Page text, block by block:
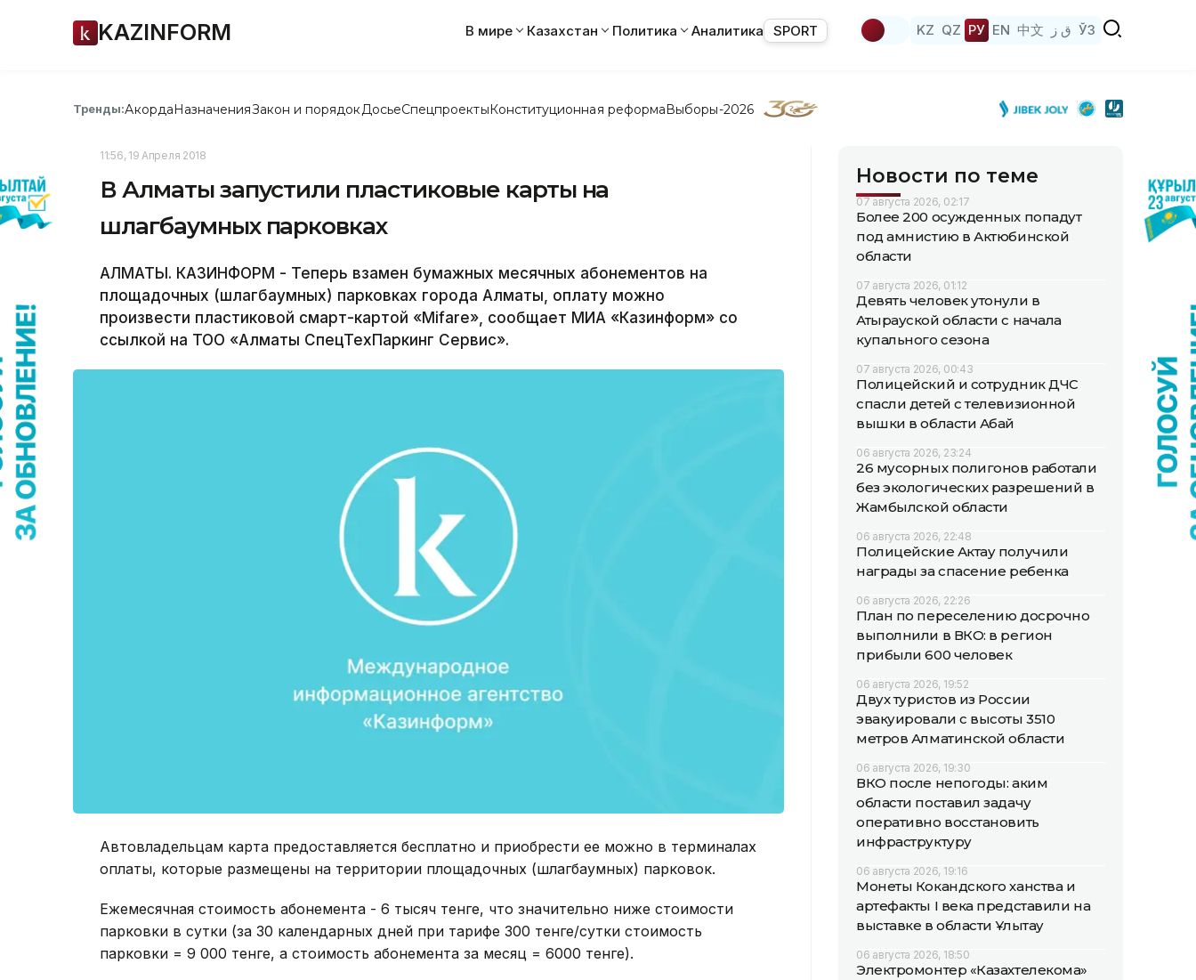
KAZINFORM В мире Казахстан Политика Аналитика SPORT KZ QZ РУ EN 中文 ق ز ЎЗ
Тренды:АкордаНазначенияЗакон и порядок ДосьеСпецпроектыКонституционная реформаВыборы-2026
11:56, 19 Апреля 2018
В Алматы запустили пластиковые карты на
шлагбаумных парковках
АЛМАТЫ. КАЗИНФОРМ - Теперь взамен бумажных месячных абонементов на
площадочных (шлагбаумных) парковках города Алматы, оплату можно
произвести пластиковой смарт-картой «Mifare», сообщает МИА «Казинформ» со
ссылкой на ТОО «Алматы СпецТехПаркинг Сервис».
Автовладельцам карта предоставляется бесплатно и приобрести ее можно в терминалах
оплаты, которые размещены на территории площадочных (шлагбаумных) парковок.
Ежемесячная стоимость абонемента - 6 тысяч тенге, что значительно ниже стоимости
парковки в сутки (за 30 календарных дней при тарифе 300 тенге/сутки стоимость
парковки = 9 000 тенге, а стоимость абонемента за месяц = 6000 тенге).
Новости по теме
07 августа 2026, 02:17
Более 200 осужденных попадут
под амнистию в Актюбинской
области
07 августа 2026, 01:12
Девять человек утонули в
Атырауской области с начала
купального сезона
07 августа 2026, 00:43
Полицейский и сотрудник ДЧС
спасли детей с телевизионной
вышки в области Абай
06 августа 2026, 23:24
26 мусорных полигонов работали
без экологических разрешений в
Жамбылской области
06 августа 2026, 22:48
Полицейские Актау получили
награды за спасение ребенка
06 августа 2026, 22:26
План по переселению досрочно
выполнили в ВКО: в регион
прибыли 600 человек
06 августа 2026, 19:52
Двух туристов из России
эвакуировали с высоты 3510
метров Алматинской области
06 августа 2026, 19:30
ВКО после непогоды: аким
области поставил задачу
оперативно восстановить
инфраструктуру
06 августа 2026, 19:16
Монеты Кокандского ханства и
артефакты I века представили на
выставке в области Ұлытау
06 августа 2026, 18:50
Электромонтер «Казахтелекома»